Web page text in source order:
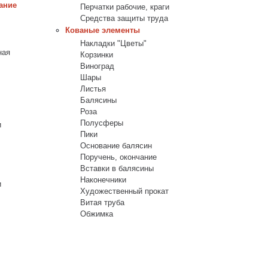
Перчатки рабочие, краги
Средства защиты труда
Кованые элементы
Накладки "Цветы"
Корзинки
Виноград
Шары
Листья
Балясины
Роза
Полусферы
Пики
Основание балясин
Поручень, окончание
Вставки в балясины
Наконечники
Художественный прокат
Витая труба
Обжимка